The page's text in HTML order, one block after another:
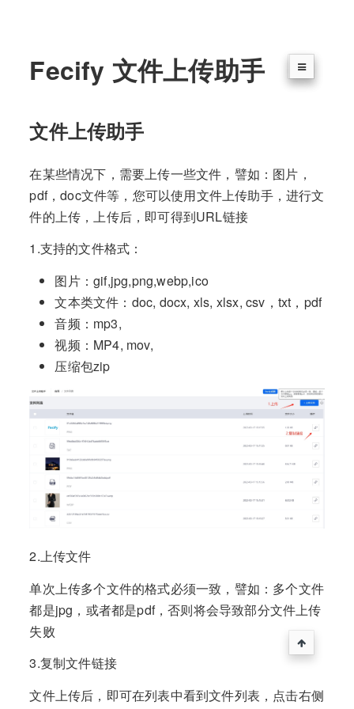
Fecify 文件上传助手
文件上传助手
在某些情况下，需要上传一些文件，譬如：图片，
pdf，doc文件等，您可以使用文件上传助手，进行文
件的上传，上传后，即可得到URL链接
1.支持的文件格式：
图片：gif,jpg,png,webp,ico
文本类文件：doc, docx, xls, xlsx, csv，txt，pdf
音频：mp3,
视频：MP4, mov,
压缩包zip
2.上传文件
单次上传多个文件的格式必须一致，譬如：多个文件
都是jpg，或者都是pdf，否则将会导致部分文件上传
失败
3.复制文件链接
文件上传后，即可在列表中看到文件列表，点击右侧